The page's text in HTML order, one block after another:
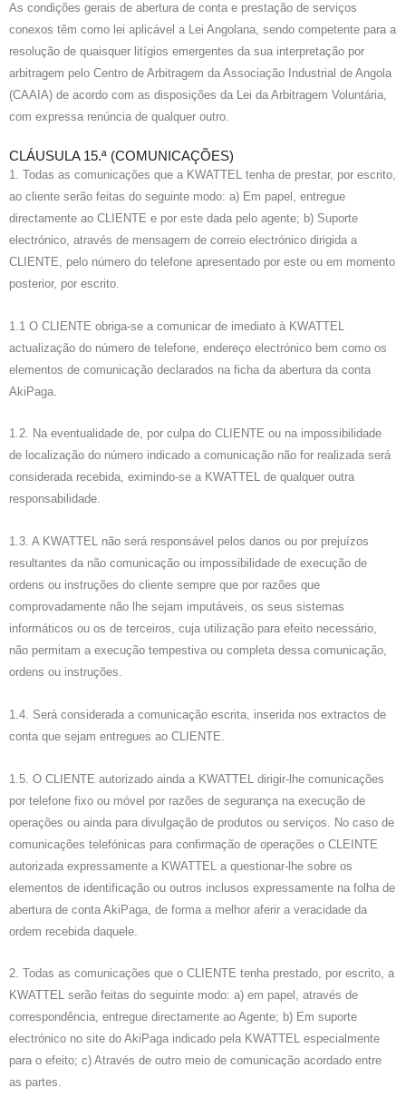
As condições gerais de abertura de conta e prestação de serviços
conexos têm como lei aplicável a Lei Angolana, sendo competente para a
resolução de quaisquer litígios emergentes da sua interpretação por
arbitragem pelo Centro de Arbitragem da Associação Industrial de Angola
(CAAIA) de acordo com as disposições da Lei da Arbitragem Voluntária,
com expressa renúncia de qualquer outro.
CLÁUSULA 15.ª (COMUNICAÇÕES)
1. Todas as comunicações que a KWATTEL tenha de prestar, por escrito,
ao cliente serão feitas do seguinte modo: a) Em papel, entregue
directamente ao CLIENTE e por este dada pelo agente; b) Suporte
electrónico, através de mensagem de correio electrónico dirigida a
CLIENTE, pelo número do telefone apresentado por este ou em momento
posterior, por escrito.
1.1 O CLIENTE obriga-se a comunicar de imediato à KWATTEL
actualização do número de telefone, endereço electrónico bem como os
elementos de comunicação declarados na ficha da abertura da conta
AkiPaga.
1.2. Na eventualidade de, por culpa do CLIENTE ou na impossibilidade
de localização do número indicado a comunicação não for realizada será
considerada recebida, eximindo-se a KWATTEL de qualquer outra
responsabilidade.
1.3. A KWATTEL não será responsável pelos danos ou por prejuízos
resultantes da não comunicação ou impossibilidade de execução de
ordens ou instruções do cliente sempre que por razões que
comprovadamente não lhe sejam imputáveis, os seus sistemas
informáticos ou os de terceiros, cuja utilização para efeito necessário,
não permitam a execução tempestiva ou completa dessa comunicação,
ordens ou instruções.
1.4. Será considerada a comunicação escrita, inserida nos extractos de
conta que sejam entregues ao CLIENTE.
1.5. O CLIENTE autorizado ainda a KWATTEL dirigir-lhe comunicações
por telefone fixo ou móvel por razões de segurança na execução de
operações ou ainda para divulgação de produtos ou serviços. No caso de
comunicações telefónicas para confirmação de operações o CLEINTE
autorizada expressamente a KWATTEL a questionar-lhe sobre os
elementos de identificação ou outros inclusos expressamente na folha de
abertura de conta AkiPaga, de forma a melhor aferir a veracidade da
ordem recebida daquele.
2. Todas as comunicações que o CLIENTE tenha prestado, por escrito, a
KWATTEL serão feitas do seguinte modo: a) em papel, através de
correspondência, entregue directamente ao Agente; b) Em suporte
electrónico no site do AkiPaga indicado pela KWATTEL especialmente
para o efeito; c) Através de outro meio de comunicação acordado entre
as partes.